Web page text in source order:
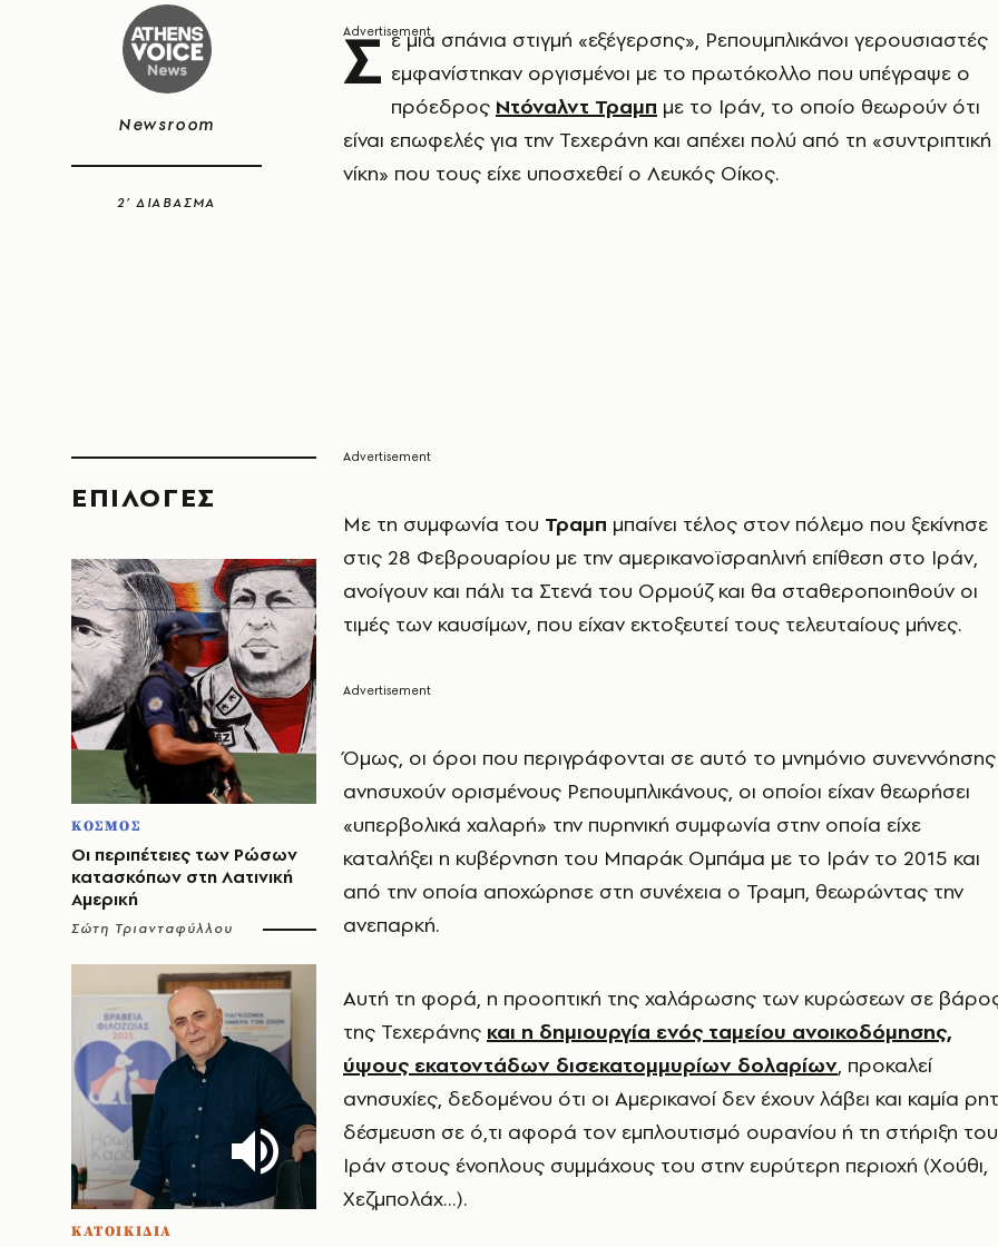
Newsroom
2’ ΔΙΑΒΑΣΜΑ
EΠΙΛΟΓΈΣ
ΚΟΣΜΟΣ
Οι περιπέτειες των Ρώσων
κατασκόπων στη Λατινική
Αμερική
Σώτη Τριανταφύλλου
ΚΑΤΟΙΚΙΔΙΑ
Σ ε μια σπάνια στιγμή «εξέγερσης», Ρεπουμπλικάνοι γερουσιαστές
εμφανίστηκαν οργισμένοι με το πρωτόκολλο που υπέγραψε ο
πρόεδρος Ντόναλντ Τραμπ με το Ιράν, το οποίο θεωρούν ότι
είναι επωφελές για την Τεχεράνη και απέχει πολύ από τη «συντριπτική
νίκη» που τους είχε υποσχεθεί ο Λευκός Οίκος.
Με τη συμφωνία του Τραμπ μπαίνει τέλος στον πόλεμο που ξεκίνησε
στις 28 Φεβρουαρίου με την αμερικανοϊσραηλινή επίθεση στο Ιράν,
ανοίγουν και πάλι τα Στενά του Ορμούζ και θα σταθεροποιηθούν οι
τιμές των καυσίμων, που είχαν εκτοξευτεί τους τελευταίους μήνες.
Όμως, οι όροι που περιγράφονται σε αυτό το μνημόνιο συνεννόησης
ανησυχούν ορισμένους Ρεπουμπλικάνους, οι οποίοι είχαν θεωρήσει
«υπερβολικά χαλαρή» την πυρηνική συμφωνία στην οποία είχε
καταλήξει η κυβέρνηση του Μπαράκ Ομπάμα με το Ιράν το 2015 και
από την οποία αποχώρησε στη συνέχεια ο Τραμπ, θεωρώντας την
ανεπαρκή.
Αυτή τη φορά, η προοπτική της χαλάρωσης των κυρώσεων σε
της Τεχεράνης και η δημιουργία ενός ταμείου ανοικοδόμησης,
ύψους εκατοντάδων δισεκατομμυρίων δολαρίων, προκαλεί
ανησυχίες, δεδομένου ότι οι Αμερικανοί δεν έχουν λάβει και καμία
δέσμευση σε ό,τι αφορά τον εμπλουτισμό ουρανίου ή τη στήριξη του
Ιράν στους ένοπλους συμμάχους του στην ευρύτερη περιοχή (Χούθι,
Χεζμπολάχ…).